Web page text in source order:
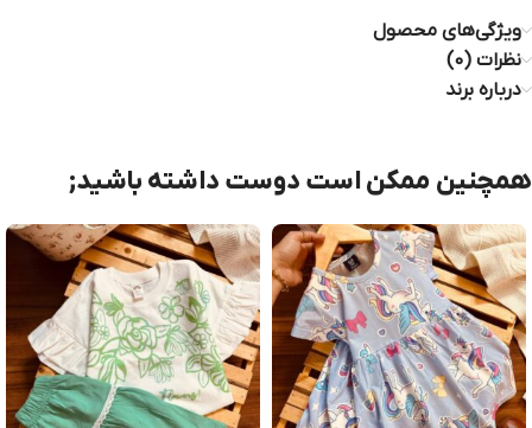
ویژگی‌های محصول
نظرات (0)
درباره برند
همچنین ممکن است دوست داشته باشید;